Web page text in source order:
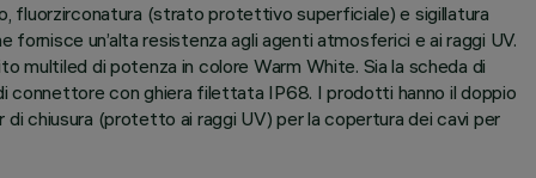
fluorzirconatura (strato protettivo superficiale) e sigillatura
un’alta resistenza agli agenti atmosferici e ai raggi UV.
di potenza in colore Warm White. Sia la scheda di
connettore con ghiera filettata IP68. I prodotti hanno il doppio
chiusura (protetto ai raggi UV) per la copertura dei cavi per